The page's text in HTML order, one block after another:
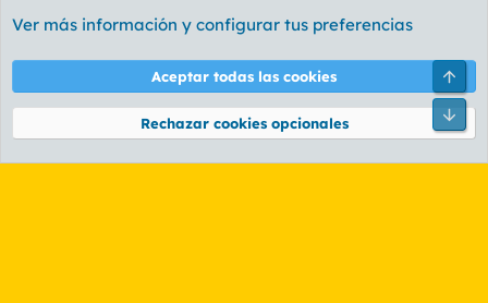
Cookies
PL OLDSTYLE AMARILLO
Términos y reglas Política de privacidad Ayuda
Community platform by XenForo® © 2010-2026 XenForo Ltd.
Ver más información y configurar tus preferencias
Aceptar todas las cookies
Rechazar cookies opcionales
Pie